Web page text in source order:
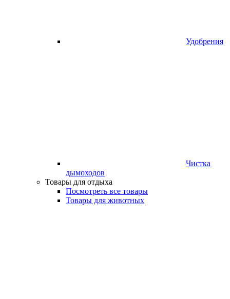
Удобрения
Чистка
дымоходов
Товары для отдыха
Посмотреть все товары
Товары для животных